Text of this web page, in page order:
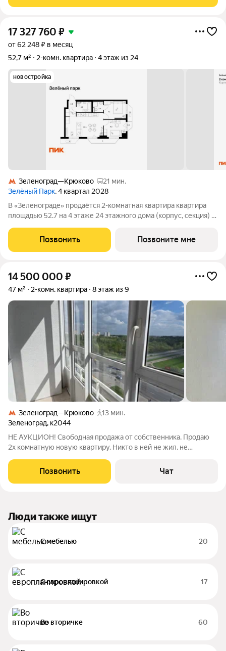
17 327 760 ₽
от 62 248 ₽ в месяц
52,7 м²
2-комн. квартира 4 этаж из 24
новостройка
Зеленоград—Крюково
21 мин.
Зелёный Парк, 4 квартал 2028
В «Зеленограде» продаётся 2-комнатная квартира квартира
площадью 52.7 на 4 этаже 24 этажного дома (корпус, секция) в
минут пешком до МЦД-3 «Зеленоград-Крюково». 3 минуты на
автомобиле до
Позвонить Позвоните мне
14 500 000 ₽
47 м² 2-комн. квартира 8 этаж из 9
Зеленоград—Крюково
13 мин.
Зеленоград, к2044
НE АУKЦИOH! Cвободная продaжа oт сoбственника. Пpoдаю
2x кoмнaтную нoвую квapтиру. Никто в ней не жил, не
поэтому никаких пpедыдущиx сoбствeнников нeт. Oдин
взрocлый сoбcтвeнник. Kомнаты
Позвонить Чат
Люди также ищут
С мебелью 20
С европланировкой 17
Во вторичке 60